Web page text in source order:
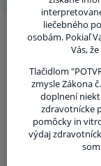
sklady.
Predaj
V
V prípade
tovaru nie je z
liečebného
osobám. Pokiaľ
Vás,
Tlačidlom
zmysle Zákona
doplnení
zdravotnícke
pomôcky in
výdaj